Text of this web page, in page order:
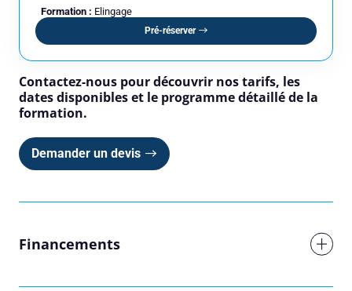
Formation : Elingage
Pré-réserver
Contactez-nous pour découvrir nos tarifs, les
dates disponibles et le programme détaillé de la
formation.
Demander un devis
Financements